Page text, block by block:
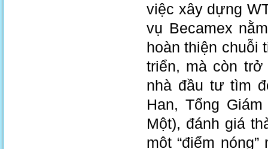
việc xây dựng
vụ Becamex
hoàn thiện chuỗi
triển, mà còn
nhà đầu tư tìm
Han, Tổng
Một), đánh giá
một “điểm